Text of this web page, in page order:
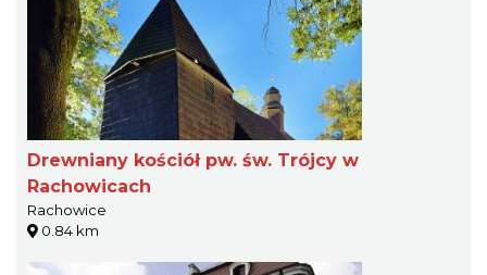
Drewniany kościół pw. św. Trójcy w
Rachowicach
Rachowice
0.84 km